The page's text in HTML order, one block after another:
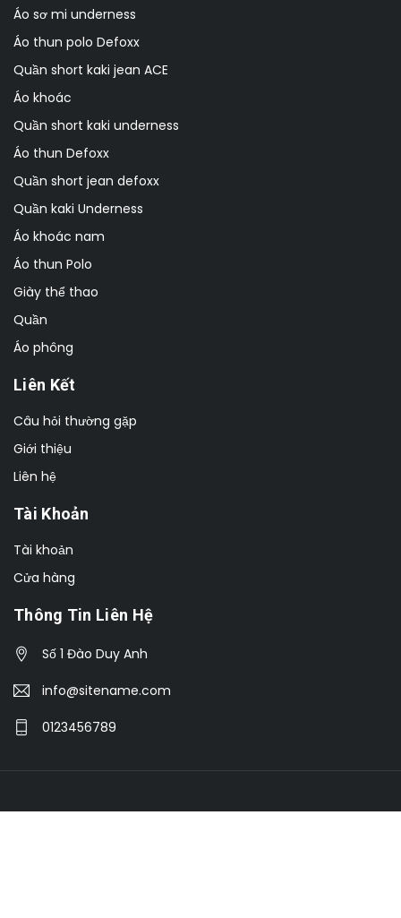
Áo sơ mi underness
Áo thun polo Defoxx
Quần short kaki jean ACE
Áo khoác
Quần short kaki underness
Áo thun Defoxx
Quần short jean defoxx
Quần kaki Underness
Áo khoác nam
Áo thun Polo
Giày thể thao
Quần
Áo phông
Liên Kết
Câu hỏi thường gặp
Giới thiệu
Liên hệ
Tài Khoản
Tài khoản
Cửa hàng
Thông Tin Liên Hệ
Số 1 Đào Duy Anh
info@sitename.com
0123456789